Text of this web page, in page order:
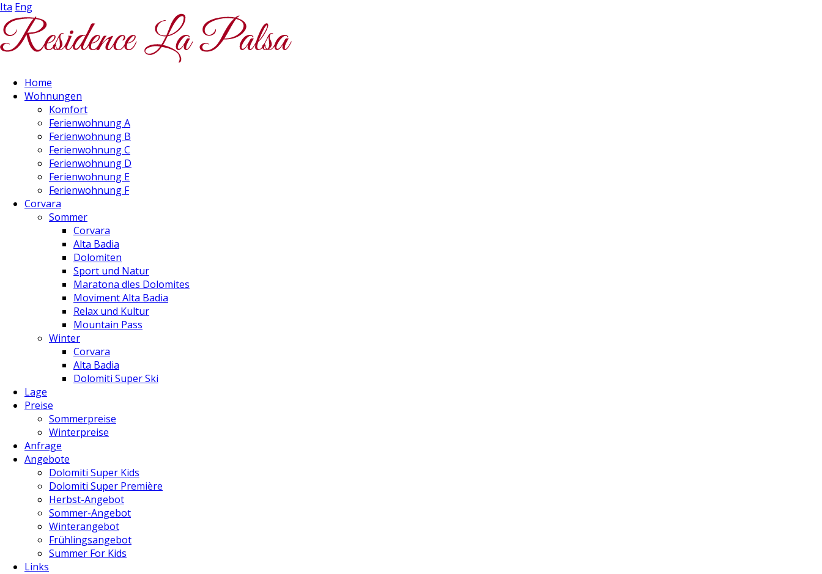
Ita Eng
Home
Wohnungen
Komfort
Ferienwohnung A
Ferienwohnung B
Ferienwohnung C
Ferienwohnung D
Ferienwohnung E
Ferienwohnung F
Corvara
Sommer
Corvara
Alta Badia
Dolomiten
Sport und Natur
Maratona dles Dolomites
Moviment Alta Badia
Relax und Kultur
Mountain Pass
Winter
Corvara
Alta Badia
Dolomiti Super Ski
Lage
Preise
Sommerpreise
Winterpreise
Anfrage
Angebote
Dolomiti Super Kids
Dolomiti Super Première
Herbst-Angebot
Sommer-Angebot
Winterangebot
Frühlingsangebot
Summer For Kids
Links